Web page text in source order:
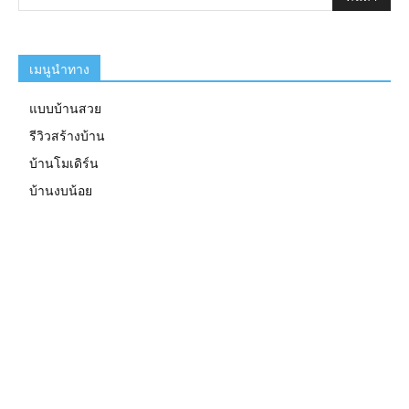
เมนูนำทาง
แบบบ้านสวย
รีวิวสร้างบ้าน
บ้านโมเดิร์น
บ้านงบน้อย